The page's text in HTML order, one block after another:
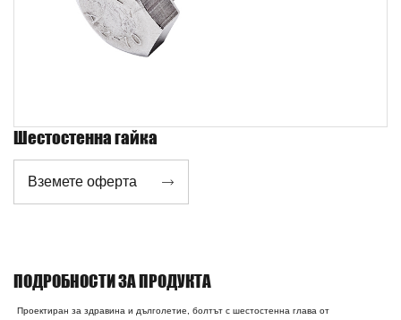
Шестостенна гайка
Вземете оферта 
ПОДРОБНОСТИ ЗА ПРОДУКТА
Проектиран за здравина и дълголетие, болтът с шестостенна глава от